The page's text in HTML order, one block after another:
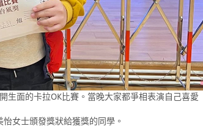
生面的卡拉OK比賽。 當晚大家都爭相表演自己喜愛
女士頒發獎狀給獲獎的同學。